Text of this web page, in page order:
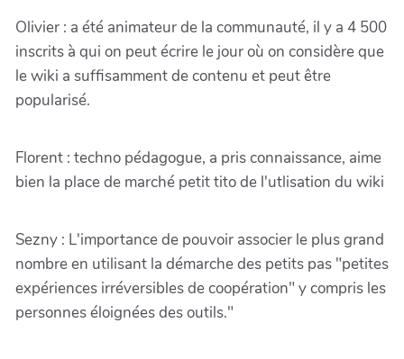
Olivier : a été animateur de la communauté, il y a 4 500
inscrits à qui on peut écrire le jour où on considère que
le wiki a suffisamment de contenu et peut être
popularisé.
Florent : techno pédagogue, a pris connaissance, aime
bien la place de marché petit tito de l'utlisation du wiki
Sezny : L'importance de pouvoir associer le plus grand
nombre en utilisant la démarche des petits pas "petites
expériences irréversibles de coopération" y compris les
personnes éloignées des outils."